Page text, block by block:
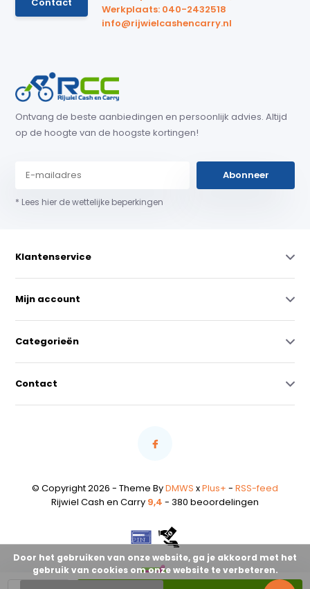
Werkplaats: 040-2432518
info@rijwielcashencarry.nl
Ontvang de beste aanbiedingen en persoonlijk advies. Altijd
op de hoogte van de hoogste kortingen!
Abonneer
* Lees hier de wettelijke beperkingen
Klantenservice
Mijn account
Categorieën
Contact
© Copyright 2026 - Theme ByDMWS xPlus+ - RSS-feed
Rijwiel Cash en Carry 9,4 - 380 beoordelingen
Door het gebruiken van onze website, ga je akkoord met het
gebruik van cookies om onze website te verbeteren.